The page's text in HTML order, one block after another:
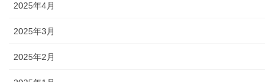
2025年4月
2025年3月
2025年2月